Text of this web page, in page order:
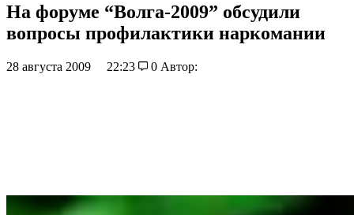
На форуме “Волга-2009” обсудили
вопросы профилактики наркомании
28 августа 2009 22:23 0 Автор: